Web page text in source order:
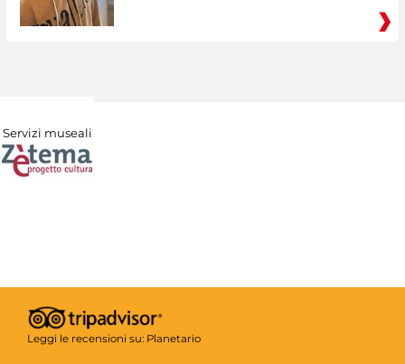
Servizi museali
Leggi le recensioni su: Planetario